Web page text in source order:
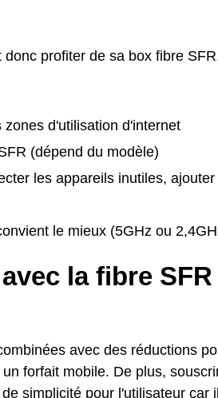
profiter de sa box fibre
d'utilisation d'internet
(dépend du modèle)
les appareils inutiles,
le mieux (5GHz ou
la fibre SFR
avec des réductions
forfait mobile. De plus,
simplicité pour l'utilisateur car